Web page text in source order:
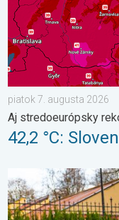
piatok 7. augusta 2026
Aj stredoeurópsky
42,2 °C:
Ako účinne ochrániť